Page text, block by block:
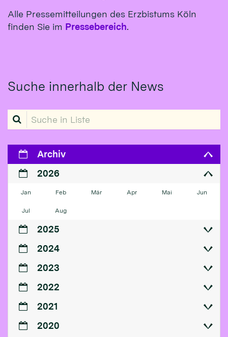
Alle Pressemitteilungen des Erzbistums Köln
finden Sie im Pressebereich.
Suche innerhalb der News
Suche in Liste
Archiv
2026
Jan Feb Mär Apr Mai Jun
Jul Aug
2025
2024
2023
2022
2021
2020